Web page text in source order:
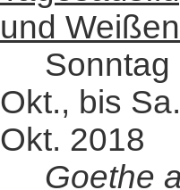
und
Sonntag
Okt., bis
Okt. 2018
Goethe